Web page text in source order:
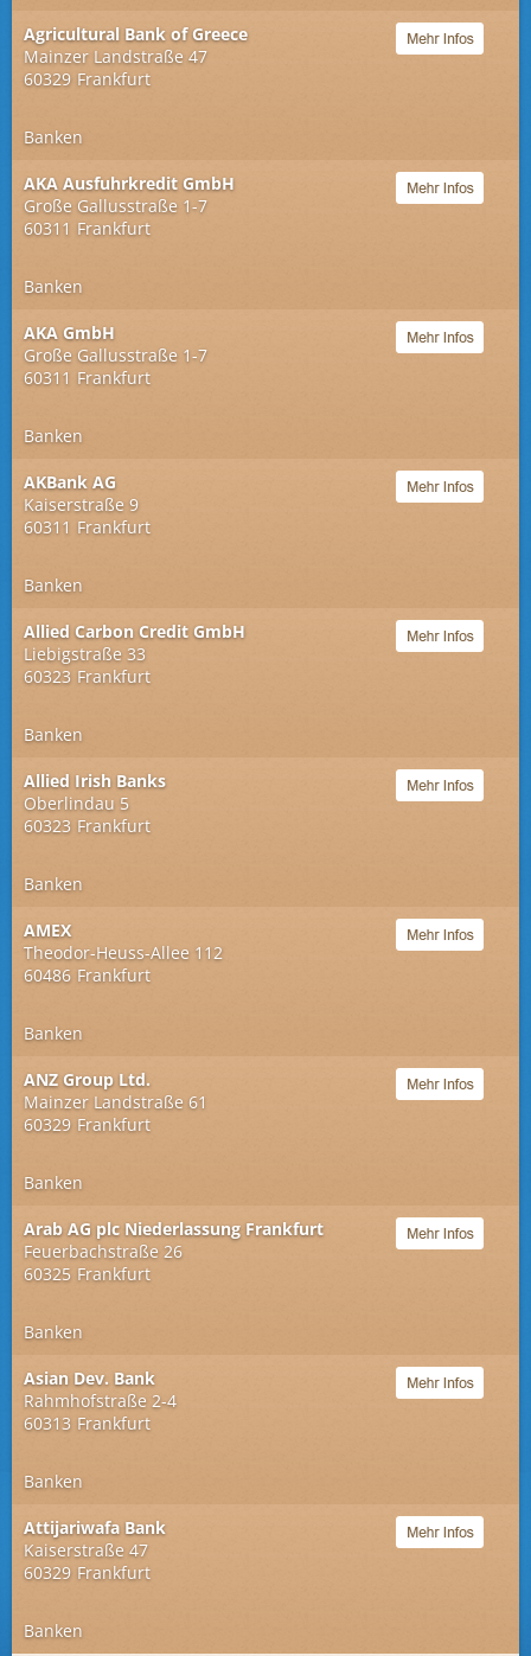
Agricultural Bank of Greece
Mainzer Landstraße 47
60329 Frankfurt
Banken
AKA Ausfuhrkredit GmbH
Große Gallusstraße 1-7
60311 Frankfurt
Banken
AKA GmbH
Große Gallusstraße 1-7
60311 Frankfurt
Banken
AKBank AG
Kaiserstraße 9
60311 Frankfurt
Banken
Allied Carbon Credit GmbH
Liebigstraße 33
60323 Frankfurt
Banken
Allied Irish Banks
Oberlindau 5
60323 Frankfurt
Banken
AMEX
Theodor-Heuss-Allee 112
60486 Frankfurt
Banken
ANZ Group Ltd.
Mainzer Landstraße 61
60329 Frankfurt
Banken
Arab AG plc Niederlassung Frankfurt
Feuerbachstraße 26
60325 Frankfurt
Banken
Asian Dev. Bank
Rahmhofstraße 2-4
60313 Frankfurt
Banken
Attijariwafa Bank
Kaiserstraße 47
60329 Frankfurt
Banken